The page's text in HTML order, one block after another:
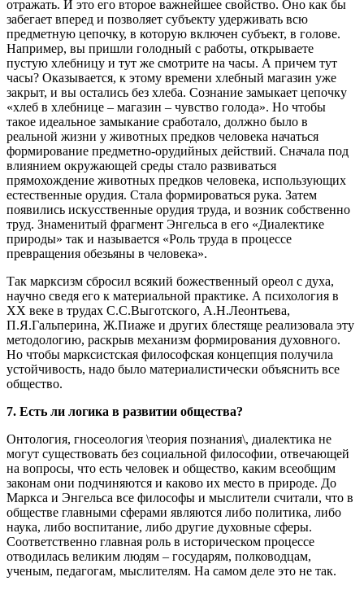
отражать. И это его второе важнейшее свойство. Оно как бы
забегает вперед и позволяет субъекту удерживать всю
предметную цепочку, в которую включен субъект, в голове.
Например, вы пришли голодный с работы, открываете
пустую хлебницу и тут же смотрите на часы. А причем тут
часы? Оказывается, к этому времени хлебный магазин уже
закрыт, и вы остались без хлеба. Сознание замыкает цепочку
«хлеб в хлебнице – магазин – чувство голода». Но чтобы
такое идеальное замыкание сработало, должно было в
реальной жизни у животных предков человека начаться
формирование предметно-орудийных действий. Сначала под
влиянием окружающей среды стало развиваться
прямохождение животных предков человека, использующих
естественные орудия. Стала формироваться рука. Затем
появились искусственные орудия труда, и возник собственно
труд. Знаменитый фрагмент Энгельса в его «Диалектике
природы» так и называется «Роль труда в процессе
превращения обезьяны в человека».
Так марксизм сбросил всякий божественный ореол с духа,
научно сведя его к материальной практике. А психология в
ХХ веке в трудах С.С.Выготского, А.Н.Леонтьева,
П.Я.Гальперина, Ж.Пиаже и других блестяще реализовала эту
методологию, раскрыв механизм формирования духовного.
Но чтобы марксистская философская концепция получила
устойчивость, надо было материалистически объяснить все
общество.
7. Есть ли логика в развитии общества?
Онтология, гносеология \теория познания\, диалектика не
могут существовать без социальной философии, отвечающей
на вопросы, что есть человек и общество, каким всеобщим
законам они подчиняются и каково их место в природе. До
Маркса и Энгельса все философы и мыслители считали, что в
обществе главными сферами являются либо политика, либо
наука, либо воспитание, либо другие духовные сферы.
Соответственно главная роль в историческом процессе
отводилась великим людям – государям, полководцам,
ученым, педагогам, мыслителям. На самом деле это не так.